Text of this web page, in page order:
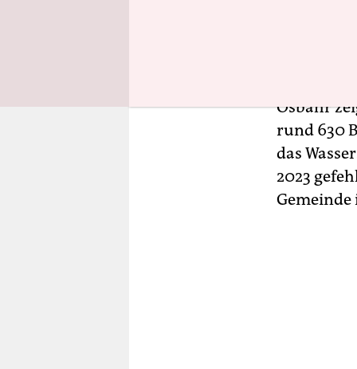
die
Osbahr
rund 630
das
2023
Gemeinde